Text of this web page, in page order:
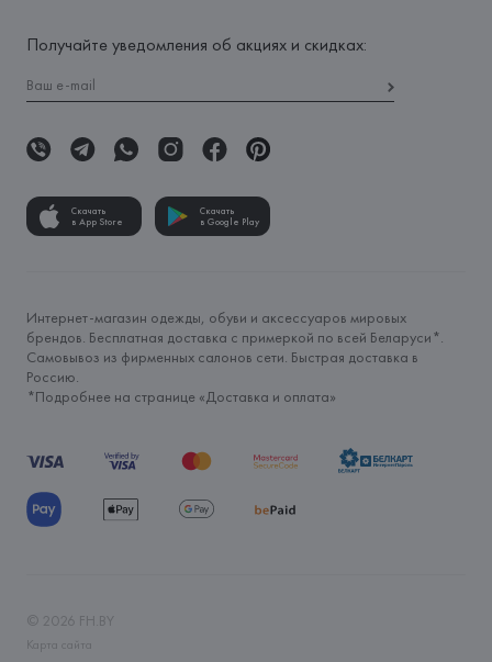
Получайте уведомления об акциях и скидках:
Скачать
в App Store
Скачать
в Google Play
Интернет-магазин одежды, обуви и аксессуаров мировых
брендов. Бесплатная доставка с примеркой по всей Беларуси*.
Самовывоз из фирменных салонов сети. Быстрая доставка в
Россию.
*Подробнее на странице «Доставка и оплата»
© 2026 FH.BY
Карта сайта